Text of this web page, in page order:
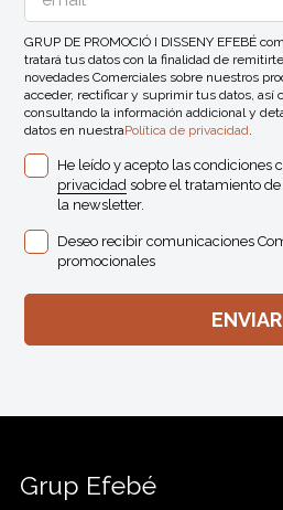
GRUP DE PROMOCIÓ I DISSENY EFEBÉ
tratará tus datos con la finalidad de
novedades Comerciales sobre nuestros
acceder, rectificar y suprimir tus datos, así
consultando la información addicional y
datos en nuestraPolítica de privacidad
He leído y acepto las condiciones
privacidad sobre el tratamiento
la newsletter.
Deseo recibir comunicaciones
promocionales
Grup Efebé